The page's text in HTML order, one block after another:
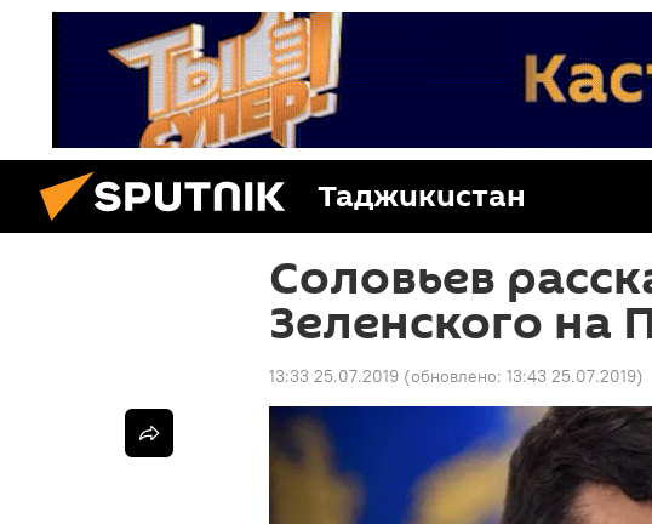
Таджикистан
Соловьев
Зеленского на
13:33 25.07.2019 (обновлено: 13:43 25.07.2019)